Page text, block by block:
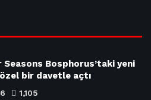
Seasons Bosphorus’taki yeni
özel bir davetle açtı
1,105